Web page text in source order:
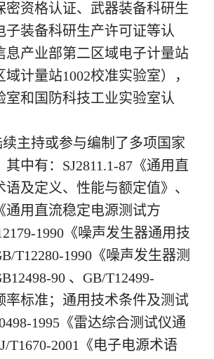
密资格认证、武器装备科研生
子装备科研生产许可证等认
息产业部第二区域电子计量站
域计量站1002校准实验室），
室和国防科技工业实验室认
主持或参与编制了多项国家
中有：SJ2811.1-87《通用直
语及定义、性能与额定值》、
通用直流稳定电源测试方
1990《噪声发生器通用技
T12280-1990《噪声发生器测
90 、GB/T12499-
率标准；通用技术条件及测试
1995《雷达综合测试仪通
T1670-2001《电子电源术语